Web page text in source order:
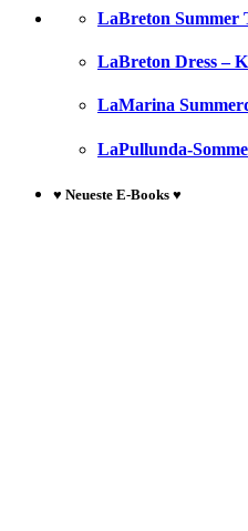
LaBreton Summer
LaBreton Dress –
LaMarina
LaPullunda-
♥ Neueste E-Books ♥